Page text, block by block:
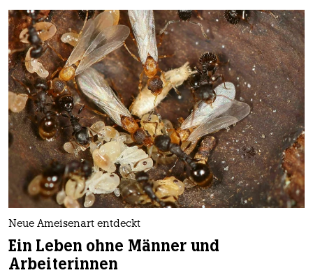
abo
genossenschaft
epaper login
Neue Ameisenart entdeckt
Ein Leben ohne Männer und
Arbeiterinnen